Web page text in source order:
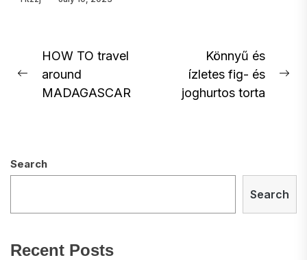
Post
navigation
Previous
post:
HOW TO travel
around
MADAGASCAR
Könnyű és
ízletes fig- és
joghurtos torta
Search
Search
Recent Posts